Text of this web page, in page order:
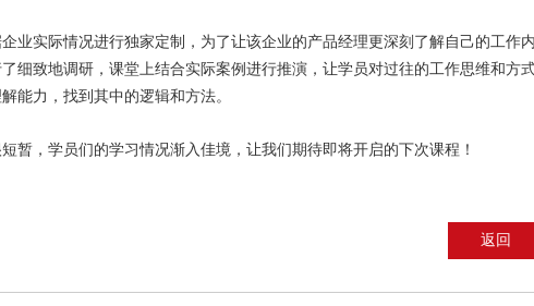
业实际情况进行独家定制，为了让该企业的产品经理更深刻了解自己的工作
细致地调研，课堂上结合实际案例进行推演，让学员对过往的工作思维和方
能力，找到其中的逻辑和方法。
暂，学员们的学习情况渐入佳境，让我们期待即将开启的下次课程！
返回